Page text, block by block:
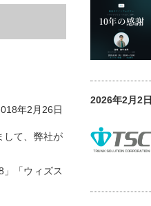
年2月26日
して、弊社が
」「ウィズス
2026年2月2日